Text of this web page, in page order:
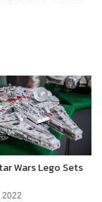
Wars Lego Sets
2022